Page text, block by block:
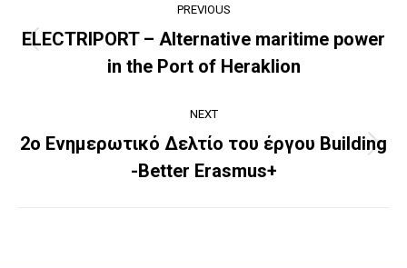
navigation
PREVIOUS
Previous
post:
ELECTRIPORT – Alternative maritime power
in the Port of Heraklion
NEXT
Next
post:
2ο Ενημερωτικό Δελτίο του έργου Building
-Better Erasmus+